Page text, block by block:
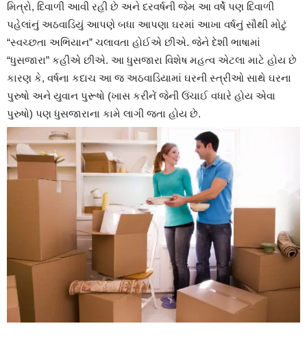
મિત્રો, દિવાળી આવી રહી છે અને દરવર્ષની જેમ આ વર્ષે પણ દિવાળી
પહેલાંનું અઠવાડિયું આપણે બધા આપણા ઘરમાં આખા વર્ષનું સૌથી મોટું
“સ્વચ્છતા અભિયાન” ચલાવતા હોઈએ છીએ. જેને દેશી ભાષામાં
“ધુસજારા” કહીએ છીએ. આ ધુસજારા વિશેષ મહત્વ એટલા માટે હોય છે
કારણ કે, વર્ષના કદાચ આ જ અઠવાડિયામાં ઘરની સ્ત્રીઓ સાથે ઘરના
પુરુષો અને યુવાન પુરૂષો (ખાસ કરીનેં જેની ઉંચાઈ વધારે હોય એવા
પુરુષો) પણ ધુસજારાના કામે લાગી જતા હોય છે.